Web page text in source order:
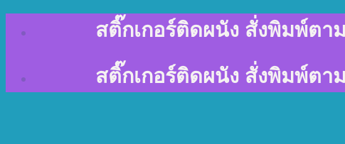
สติ๊กเกอร์ติดผนัง สั่งพิมพ์ต
สติ๊กเกอร์ติดผนัง สั่งพิมพ์ต